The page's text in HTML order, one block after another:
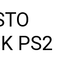
PS2